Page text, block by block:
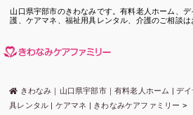
山口県宇部市のきわなみです。有料老人ホーム、
護、ケアマネ、福祉用具レンタル、介護のご相談は
きわなみ｜山口県宇部市｜有料老人ホーム | デ
具レンタル | ケアマネ | きわなみケアファミリー >